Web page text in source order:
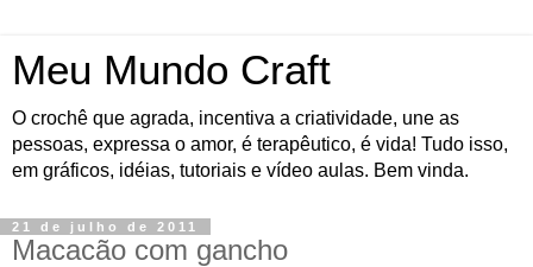
Meu Mundo Craft
O crochê que agrada, incentiva a criatividade, une as
pessoas, expressa o amor, é terapêutico, é vida! Tudo isso,
em gráficos, idéias, tutoriais e vídeo aulas. Bem vinda.
21 de julho de 2011
Macacão com gancho